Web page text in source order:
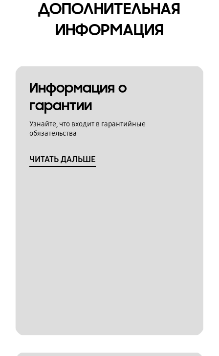
ДОПОЛНИТЕЛЬНАЯ
ИНФОРМАЦИЯ
Информация о
гарантии
Узнайте, что входит в гарантийные
обязательства
ЧИТАТЬ ДАЛЬШЕ